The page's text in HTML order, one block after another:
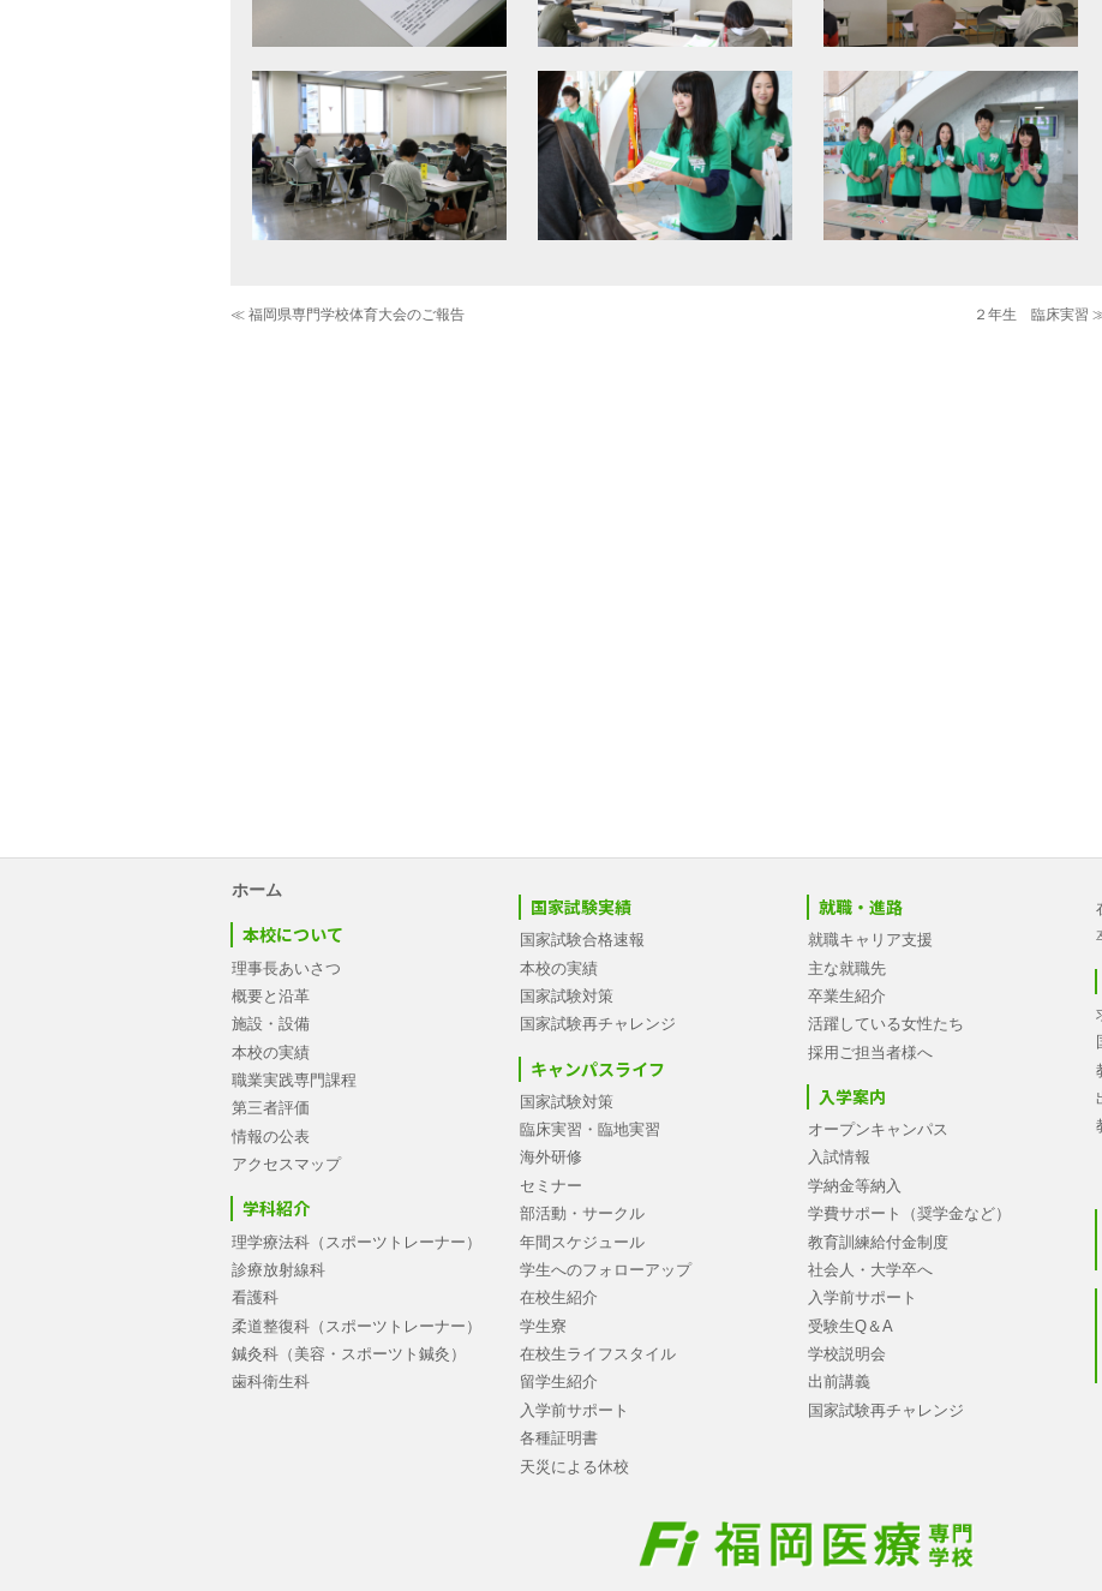
≪ 福岡県専門学校体育大会のご報告 ２年生 臨床実習
ホーム
本校について
理事長あいさつ
概要と沿革
施設・設備
本校の実績
職業実践専門課程
第三者評価
情報の公表
アクセスマップ
学科紹介
理学療法科（スポーツトレーナー）
診療放射線科
看護科
柔道整復科（スポーツトレーナー）
鍼灸科（美容・スポーツト鍼灸）
歯科衛生科
国家試験実績
国家試験合格速報
本校の実績
国家試験対策
国家試験再チャレンジ
キャンパスライフ
国家試験対策
臨床実習・臨地実習
海外研修
セミナー
部活動・サークル
年間スケジュール
学生へのフォローアップ
在校生紹介
学生寮
在校生ライフスタイル
留学生紹介
入学前サポート
各種証明書
天災による休校
就職・進路
就職キャリア支援
主な就職先
卒業生紹介
活躍している女性たち
採用ご担当者様へ
入学案内
オープンキャンパス
入試情報
学納金等納入
学費サポート（奨学金など）
教育訓練給付金制度
社会人・大学卒へ
入学前サポート
受験生Q＆A
学校説明会
出前講義
国家試験再チャレンジ